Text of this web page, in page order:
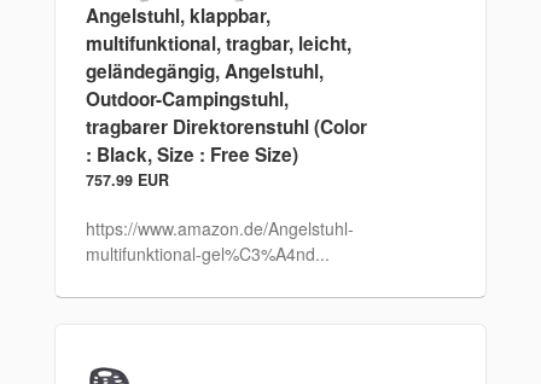
Angelstuhl, klappbar,
multifunktional, tragbar, leicht,
geländegängig, Angelstuhl,
Outdoor-Campingstuhl,
tragbarer Direktorenstuhl (Color
: Black, Size : Free Size)
757.99 EUR
https://www.amazon.de/Angelstuhl-
multifunktional-gel%C3%A4nd...